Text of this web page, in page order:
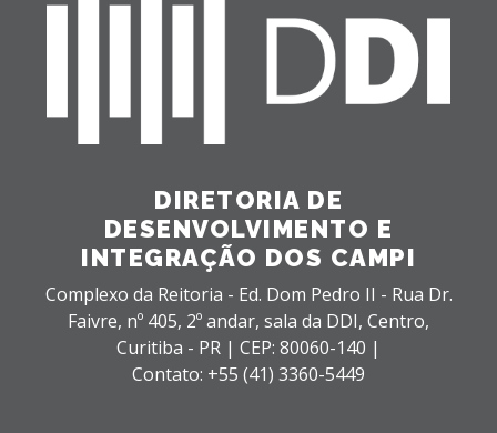
DIRETORIA DE
DESENVOLVIMENTO E
INTEGRAÇÃO DOS CAMPI
Complexo da Reitoria - Ed. Dom Pedro II - Rua Dr.
Faivre, nº 405, 2º andar, sala da DDI, Centro,
Curitiba - PR | CEP: 80060-140 |
Contato: +55 (41) 3360-5449